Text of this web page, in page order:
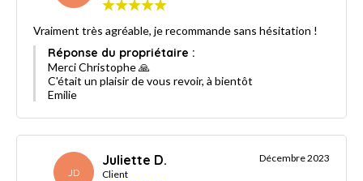
Vraiment très agréable, je recommande sans hésitation !
Réponse du propriétaire :
Merci Christophe 🙏
C'était un plaisir de vous revoir, à bientôt
Emilie
JD
Juliette D.
Client
Décembre 2023